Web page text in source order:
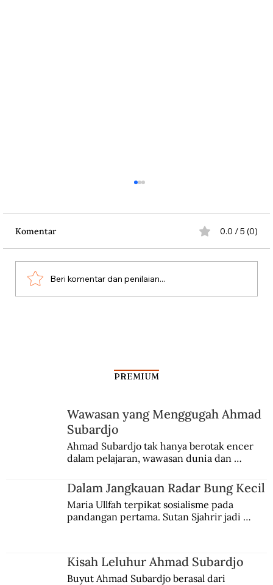
Komentar 0.0 / 5 (0)
Beri komentar dan penilaian...
PREMIUM
Wawasan yang Menggugah Ahmad
Subardjo
Ahmad Subardjo tak hanya berotak encer
dalam pelajaran, wawasan dunia dan
Jules Verne, Multatuli, hingga Sun Yat-sen.
Dalam Jangkauan Radar Bung Kecil
Maria Ullfah terpikat sosialisme pada
pandangan pertama. Sutan Sjahrir jadi
Kisah Leluhur Ahmad Subardjo
Buyut Ahmad Subardjo berasal dari